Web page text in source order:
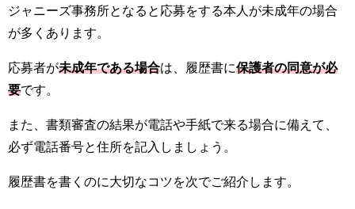
ジャニーズ事務所となると応募をする本人が未成年の場合
が多くあります。
応募者が未成年である場合は、履歴書に保護者の同意が必
要です。
また、書類審査の結果が電話や手紙で来る場合に備えて、
必ず電話番号と住所を記入しましょう。
履歴書を書くのに大切なコツを次でご紹介します。